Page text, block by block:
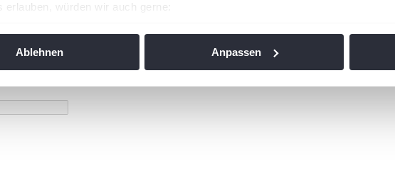
erlauben, würden wir auch gerne:
Cookies, um Inhalte und Anzeigen zu personalisieren, Funktionen für
Ablehnen Anpassen
Passwort anzeigen